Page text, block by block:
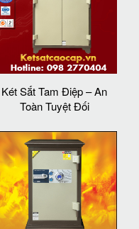
Két Sắt Tam Điệp – An
Toàn Tuyệt Đối